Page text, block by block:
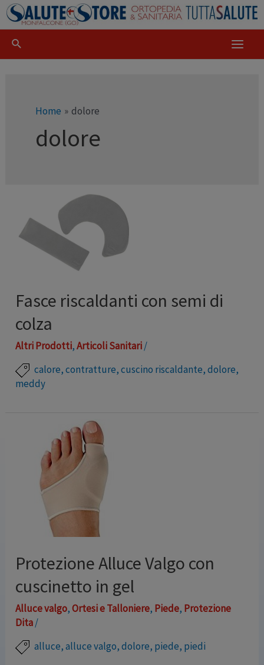
Home dolore
dolore
Fasce riscaldanti con semi di
colza
Altri Prodotti,Articoli Sanitari/
calore,contratture,cuscino riscaldante,dolore,
meddy
cavallo con semi di colza e fodera in cotone. Il
rivestimento esterno è morbidissimo e lavabile.
Possono essere scaldati sia in forno a microonde che in
forno tradizionale. Certificazione Oeko-tex standard
100 Marchio: Meddy
Protezione Alluce Valgo con
cuscinetto in gel
Alluce valgo,Ortesi e Talloniere, Piede, Protezione
Dita/
alluce,alluce valgo,dolore, piede, piedi